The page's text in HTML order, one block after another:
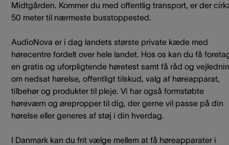
Midtgården. Kommer du med offentlig transport, er der
50 meter til nærmeste busstoppested.
AudioNova er i dag landets største private kæde med
hørecentre fordelt over hele landet. Hos os kan du få
en gratis og uforpligtende høretest samt få råd og
om nedsat hørelse, offentligt tilskud, valg af høreapparat,
tilbehør og produkter til pleje. Vi har også formstøbte
høreværn og ørepropper til dig, der gerne vil passe på din
hørelse eller generes af støj i din hverdag.
I Danmark kan du frit vælge mellem at få høreapparater i